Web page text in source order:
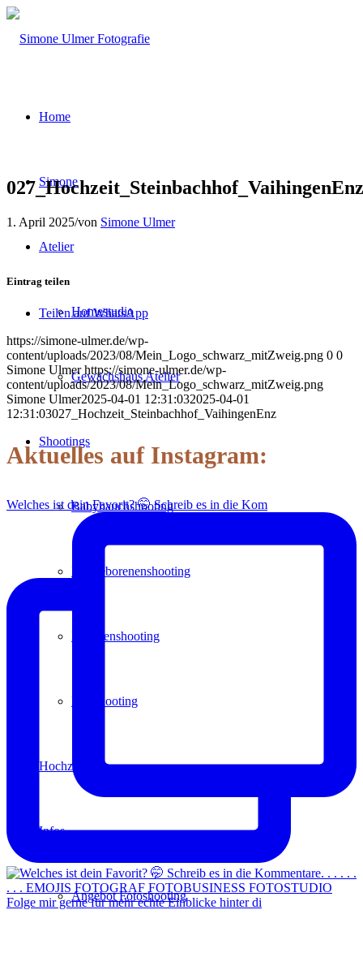
Home
Simone
Atelier
Homestudio
Gewächshaus Atelier
Shootings
Babybauchshooting
Neugeborenenshooting
Familienshooting
Paarshooting
Hochzeit
Infos
Angebot Fotoshooting
027_Hochzeit_Steinbachhof_VaihingenEnz
1. April 2025/von Simone Ulmer
Eintrag teilen
Teilen auf WhatsApp
https://simone-ulmer.de/wp-
content/uploads/2023/08/Mein_Logo_schwarz_mitZweig.png 0 0
Simone Ulmer https://simone-ulmer.de/wp-
content/uploads/2023/08/Mein_Logo_schwarz_mitZweig.png
Simone Ulmer2025-04-01 12:31:032025-04-01
12:31:03027_Hochzeit_Steinbachhof_VaihingenEnz
Aktuelles auf Instagram:
Welches ist dein Favorit? 🤭 Schreib es in die Kom
Folge mir gerne für mehr echte Einblicke hinter di